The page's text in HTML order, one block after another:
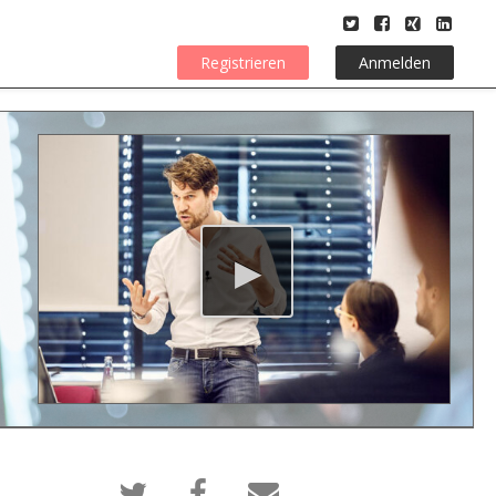
Registrieren Anmelden
Twittern
ErzählenSenden